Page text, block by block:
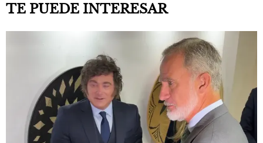
TE PUEDE INTERESAR